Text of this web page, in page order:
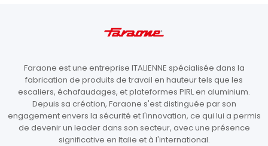
Faraone est une entreprise ITALIENNE spécialisée dans la
fabrication de produits de travail en hauteur tels que les
escaliers, échafaudages, et plateformes PIRL en aluminium.
Depuis sa création, Faraone s'est distinguée par son
engagement envers la sécurité et l'innovation, ce qui lui a permis
de devenir un leader dans son secteur, avec une présence
significative en Italie et à l'international.